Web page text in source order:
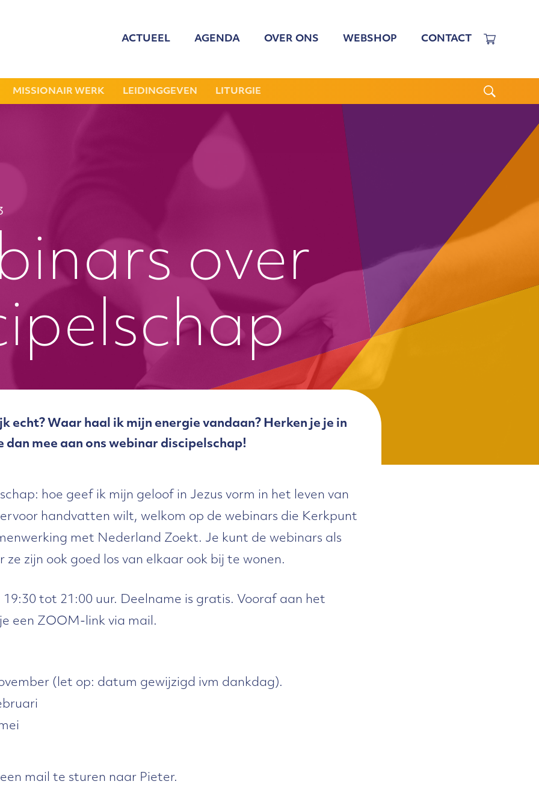
ACTUEEL AGENDA OVER ONS WEBSHOP CONTACT
MISSIONAIR WERK LEIDINGGEVEN LITURGIE
over
echt? Waar haal ik mijn energie vandaan? Herken je je in
dan mee aan ons webinar discipelschap!
hoe geef ik mijn geloof in Jezus vorm in het leven van
handvatten wilt, welkom op de webinars die Kerkpunt
met Nederland Zoekt. Je kunt de webinars als
ze zijn ook goed los van elkaar ook bij te wonen.
19:30 tot 21:00 uur. Deelname is gratis. Vooraf aan het
een ZOOM-link via mail.
(let op: datum gewijzigd ivm dankdag).
mail te sturen naar Pieter.